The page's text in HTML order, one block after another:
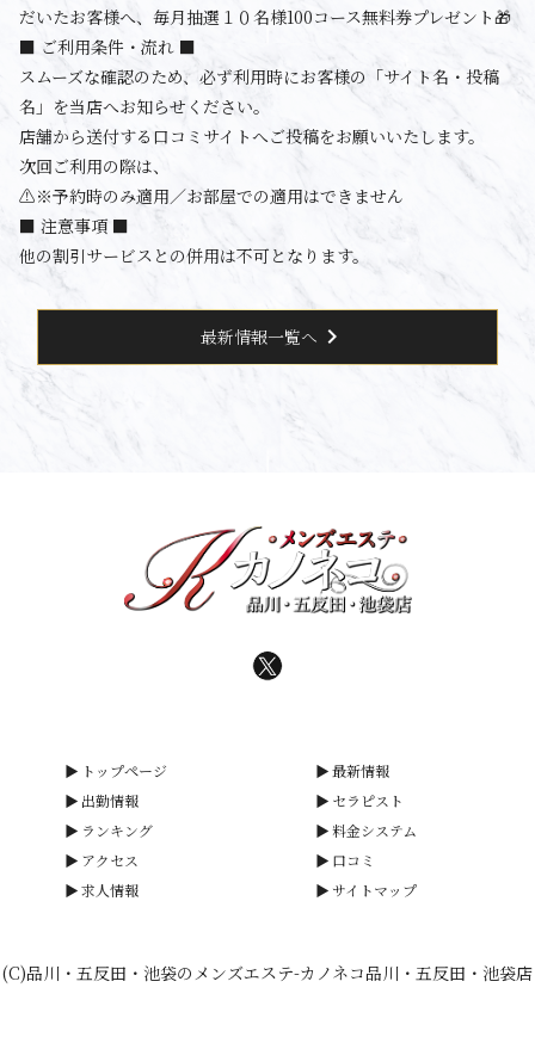
だいたお客様へ、毎月抽選１０名様100コース無料券プレゼント🎁
■ ご利用条件・流れ ■
スムーズな確認のため、必ず利用時にお客様の「サイト名・投稿
名」を当店へお知らせください。
店舗から送付する口コミサイトへご投稿をお願いいたします。
次回ご利用の際は、
⚠️※予約時のみ適用／お部屋での適用はできません
■ 注意事項 ■
他の割引サービスとの併用は不可となります。
最新情報一覧へ chevron_right
トップページ
最新情報
出勤情報
セラピスト
ランキング
料金システム
アクセス
口コミ
求人情報
サイトマップ
(C)品川・五反田・池袋のメンズエステ-カノネコ品川・五反田・池袋店